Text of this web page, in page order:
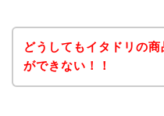
どうしてもイタドリの
ができない！！